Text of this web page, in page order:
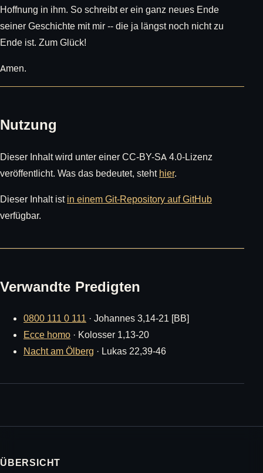
Hoffnung in ihm. So schreibt er ein ganz neues Ende
seiner Geschichte mit mir -- die ja längst noch nicht zu
Ende ist. Zum Glück!
Amen.
Nutzung
Dieser Inhalt wird unter einer CC-BY-SA 4.0-Lizenz
veröffentlicht. Was das bedeutet, stehthier.
Dieser Inhalt istin einem Git-Repository auf GitHub
verfügbar.
Verwandte Predigten
0800 111 0 111 · Johannes 3,14-21 [BB]
Ecce homo · Kolosser 1,13-20
Nacht am Ölberg · Lukas 22,39-46
ÜBERSICHT